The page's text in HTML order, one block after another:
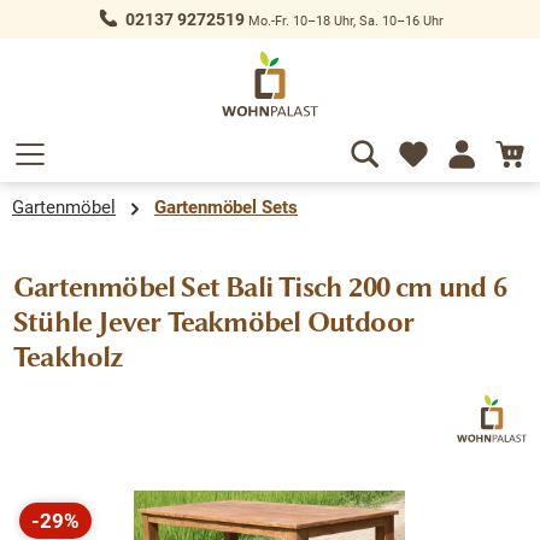
springen 02137 9272519Mo.-Fr. 10–18 Uhr, Sa. 10–16 Uhr
Gartenmöbel Gartenmöbel Sets
Gartenmöbel Set Bali Tisch 200 cm und 6
Stühle Jever Teakmöbel Outdoor
Teakholz
Bildergalerie überspringen
-29%